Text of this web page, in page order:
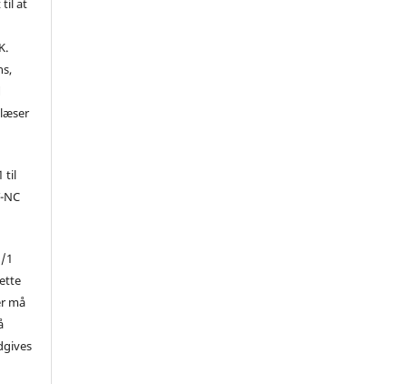
til
NC
1
må